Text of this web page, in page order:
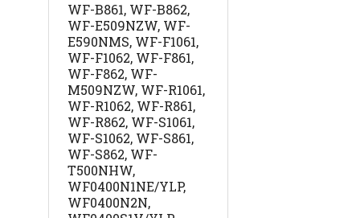
WF-B861, WF-B862,
WF-E509NZW, WF-
E590NMS, WF-F1061,
WF-F1062, WF-F861,
WF-F862, WF-
M509NZW, WF-R1061,
WF-R1062, WF-R861,
WF-R862, WF-S1061,
WF-S1062, WF-S861,
WF-S862, WF-
T500NHW,
WF0400N1NE/YLP,
WF0400N2N,